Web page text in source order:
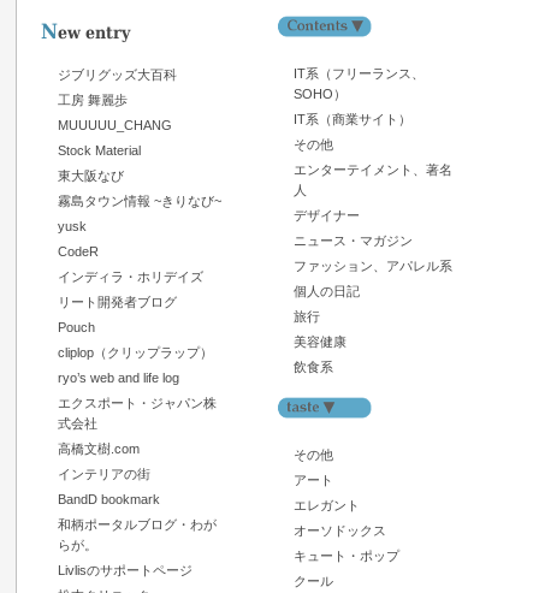
ジブリグッズ大百科
工房 舞麗歩
MUUUUU_CHANG
Stock Material
東大阪なび
霧島タウン情報 ~きりなび~
yusk
CodeR
インディラ・ホリデイズ
リート開発者ブログ
Pouch
cliplop（クリップラップ）
ryo’s web and life log
エクスポート・ジャパン株
式会社
高橋文樹.com
インテリアの街
BandD bookmark
和柄ポータルブログ・わが
らが。
Livlisのサポートページ
IT系（フリーランス、
SOHO）
IT系（商業サイト）
その他
エンターテイメント、著名
人
デザイナー
ニュース・マガジン
ファッション、アパレル系
個人の日記
旅行
美容健康
飲食系
その他
アート
エレガント
オーソドックス
キュート・ポップ
クール